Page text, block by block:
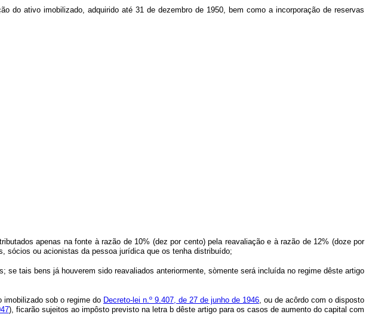
do ativo imobilizado, adquirido até 31 de dezembro de 1950, bem como a incorporação de reservas
apenas na fonte à razão de 10% (dez por cento) pela reavaliação e à razão de 12% (doze por
sócios ou acionistas da pessoa jurídica que os tenha distribuído;
tais bens já houverem sido reavaliados anteriormente, sòmente será incluída no regime dêste artigo
sob o regime do Decreto-lei n.º 9.407, de 27 de junho de 1946, ou de acôrdo com o disposto
), ficarão sujeitos ao impôsto previsto na letra b dêste artigo para os casos de aumento do capital com